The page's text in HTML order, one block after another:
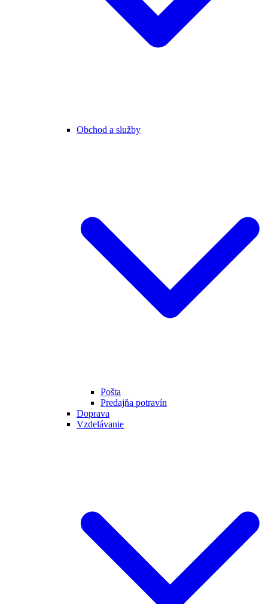
Obchod a služby
Pošta
Predajňa potravín
Doprava
Vzdelávanie